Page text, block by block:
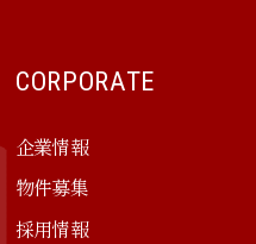
CORPORATE
企業情報
物件募集
採用情報